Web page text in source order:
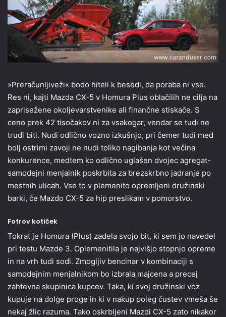
»Preračunljiveži« bodo hiteli k besedi, da poraba ni vse.
Res ni, kajti Mazda CX-5 v Homura Plus oblačilih ne cilja na
zaprisežene okoljevarstvenike ali finančne stiskače. S
ceno prek 42 tisočakov ni za vsakogar, vendar se tudi ne
trudi biti. Nudi odlično vozno izkušnjo, pri čemer tudi med
bolj ostrimi zavoji ne nudi toliko nagibanja kot večina
konkurence, medtem ko odlično uglašen dvojec agregat-
samodejni menjalnik poskrbita za brezskrbno jadranje po
mestnih ulicah. Vse to v plemenito opremljeni družinski
barki, če Mazdo CX-5 za hip preslikam v pomorstvo.
Fotrov kotiček
Tokrat je Homura (Plus) zadela svojo bit, ki sem jo navedel
pri testu Mazde 3. Oplemenitila je najvišjo stopnjo opreme
in na vrh tudi sodi. Zmogljiv bencinar v kombinaciji s
samodejnim menjalnikom bo izbrala majcena a precej
zahtevna skupinica kupcev. Taka, ki svoj družinski voz
kupuje na dolge proge in ki v nakup poleg čustev vmeša še
nekaj žlic razuma. Tako oskrbljeni Mazdi CX-5 zato nikakor